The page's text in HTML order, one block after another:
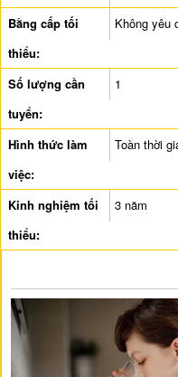
Bằng cấp tối
thiểu:
Không yêu
Số lượng cần
tuyển:
1
Hình thức làm
việc:
Toàn thời
Kinh nghiệm tối
thiểu:
3 năm